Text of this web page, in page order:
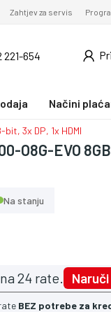
Zahtjev za servis
221-654
Načini
bit, 3x DP, 1x HDMI
O8G-EVO
Na stanju
na 24 rate.
BEZ potrebe za